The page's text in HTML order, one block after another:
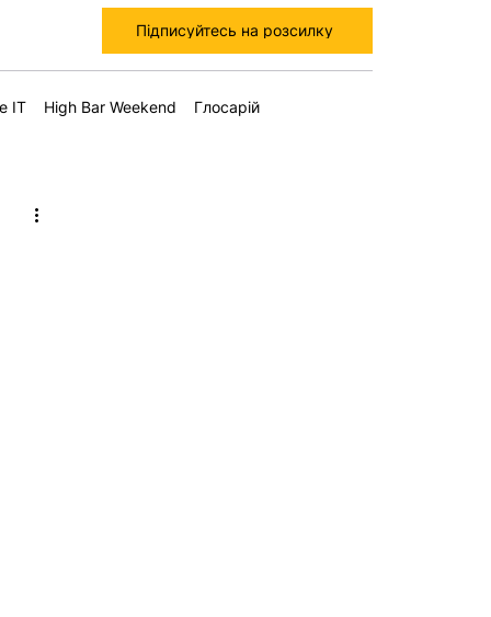
Підписуйтесь на розсилку
IT High Bar Weekend Глосарій